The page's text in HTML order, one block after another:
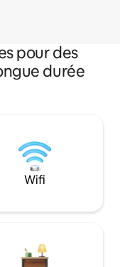
pour des
durée
Wifi